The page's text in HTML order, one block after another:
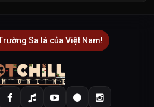
Sa là của Việt Nam!